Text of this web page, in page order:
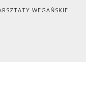
WEGAŃSKIE